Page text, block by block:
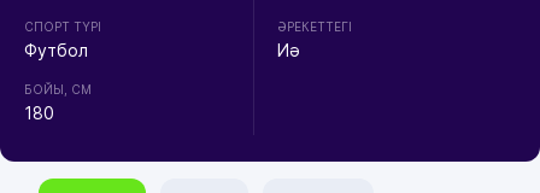
СПОРТ ТҮРІ
Футбол
БОЙЫ, СМ
180
ӘРЕКЕТТЕГІ
Иә